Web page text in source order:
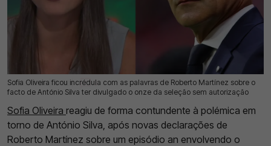
Sofia Oliveira ficou incrédula com as palavras de Roberto Martínez sobre o
facto de António Silva ter divulgado o onze da seleção sem autorização
22 Mai 2026 | 13:32 | 0
Sofia Oliveira reagiu de forma contundente à polémica em
torno de António Silva, após novas declarações de
Roberto Martínez sobre um episódio an envolvendo o